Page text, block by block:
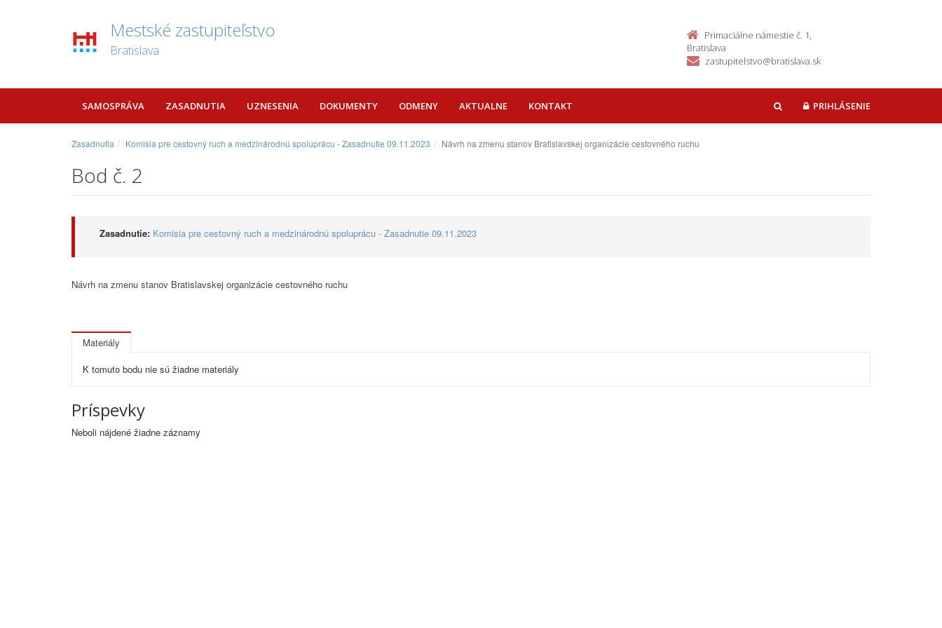
Mestské zastupiteľstvo
Bratislava
Primaciálne námestie č. 1,
Bratislava
zastupitelstvo@bratislava.sk
SAMOSPRÁVA ZASADNUTIA UZNESENIA DOKUMENTY ODMENY AKTUALNE KONTAKT HĽADAŤPRIHLÁSENIE
Zasadnutia Komisia pre cestovný ruch a medzinárodnú spoluprácu - Zasadnutie 09.11.2023 Návrh na zmenu stanov Bratislavskej organizácie cestovného ruchu
Bod č. 2
Zasadnutie: Komisia pre cestovný ruch a medzinárodnú spoluprácu - Zasadnutie 09.11.2023
Návrh na zmenu stanov Bratislavskej organizácie cestovného ruchu
Materiály
K tomuto bodu nie sú žiadne materiály
Príspevky
Neboli nájdené žiadne záznamy